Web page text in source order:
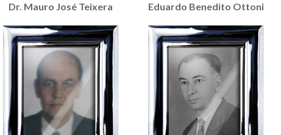
Dr. Mauro José Teixera Eduardo Benedito Ottoni